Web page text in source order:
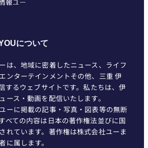
について
は、地域に密着したニュース、ライフ
ンターテインメントその他、三重 伊
するウェブサイトです。私たちは、伊
ース・動画を配信いたします。
ーに掲載の記事・写真・図表等の無断
べての内容は日本の著作権法並びに国
れています。著作権は株式会社ユーま
に属します。